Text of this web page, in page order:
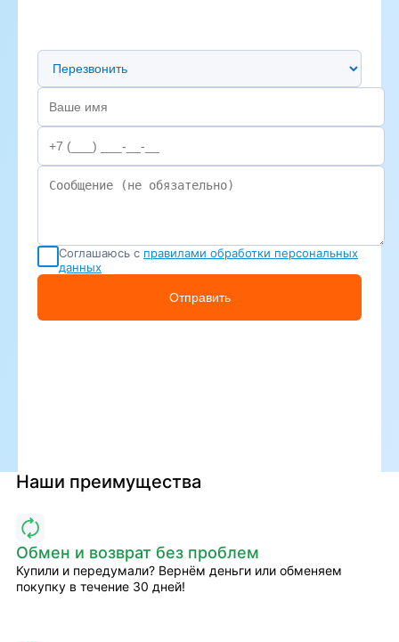
Предпочтительный способ связи
Соглашаюсь с правилами обработки персональных
данных
Отправить
Наши преимущества
Обмен и возврат без проблем
Купили и передумали? Вернём деньги или обменяем
покупку в течение 30 дней!